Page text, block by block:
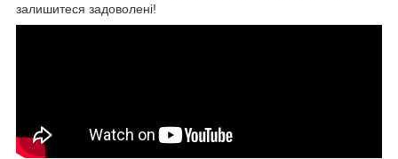
залишитеся задоволені!